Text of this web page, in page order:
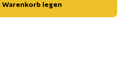
Warenkorb legen